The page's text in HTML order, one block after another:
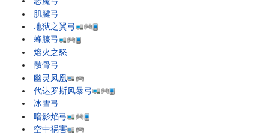
肌腱弓
地狱之翼弓
蜂膝弓
熔火之怒
骸骨弓
幽灵凤凰
代达罗斯风暴弓
冰雪弓
暗影焰弓
空中祸害